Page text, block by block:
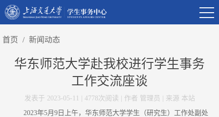
首页 / 新闻动态
华东师范大学赴我校进行学生事务
工作交流座谈
发表于 2023-05-11 | 4778次阅读 | 作者 管理员 | 来源 本站
2023年5月9日上午，华东师范大学学生（研究生）工作处副处